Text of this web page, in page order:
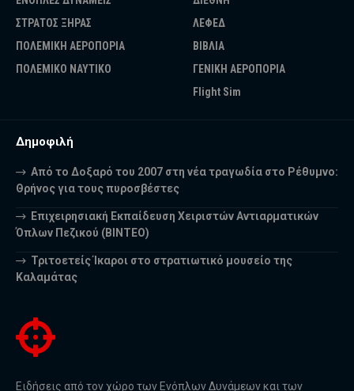
ΣΤΡΑΤΟΣ ΞΗΡΑΣ
ΠΟΛΕΜΙΚΗ ΑΕΡΟΠΟΡΙΑ
ΠΟΛΕΜΙΚΟ ΝΑΥΤΙΚΟ
ΛΕΦΕΔ
ΒΙΒΛΙΑ
ΓΕΝΙΚΗ ΑΕΡΟΠΟΡΙΑ
Flight Sim
Δημοφιλή
Από το Δοξαρό του 2007 στη νέα τραγωδία στο Ρέθυμνο:
Θρήνος για τους πυροσβέστες
Επιχειρησιακή Εκπαίδευση Χειριστών Αντιαρματικών
Όπλων Πεζικού (ΒΙΝΤΕΟ)
Τριτοετείς Ίκαροι στο στρατιωτικό μουσείο της
Καλαμάτας
Ειδήσεις από τον χώρο των Ενόπλων Δυνάμεων και των